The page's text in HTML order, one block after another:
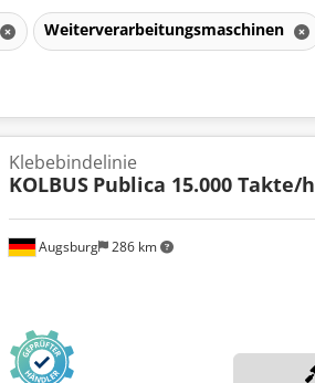
Weiterverarbeitungsmaschinen
Augsburg 286 km
Klebebindelinie
KOLBUS Publica 15.000 Takte/h